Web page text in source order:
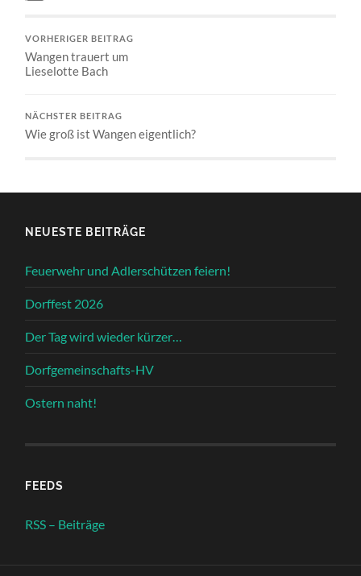
VORHERIGER BEITRAG
Wangen trauert um
Lieselotte Bach
NÄCHSTER BEITRAG
Wie groß ist Wangen eigentlich?
NEUESTE BEITRÄGE
Feuerwehr und Adlerschützen feiern!
Dorffest 2026
Der Tag wird wieder kürzer…
Dorfgemeinschafts-HV
Ostern naht!
FEEDS
RSS – Beiträge